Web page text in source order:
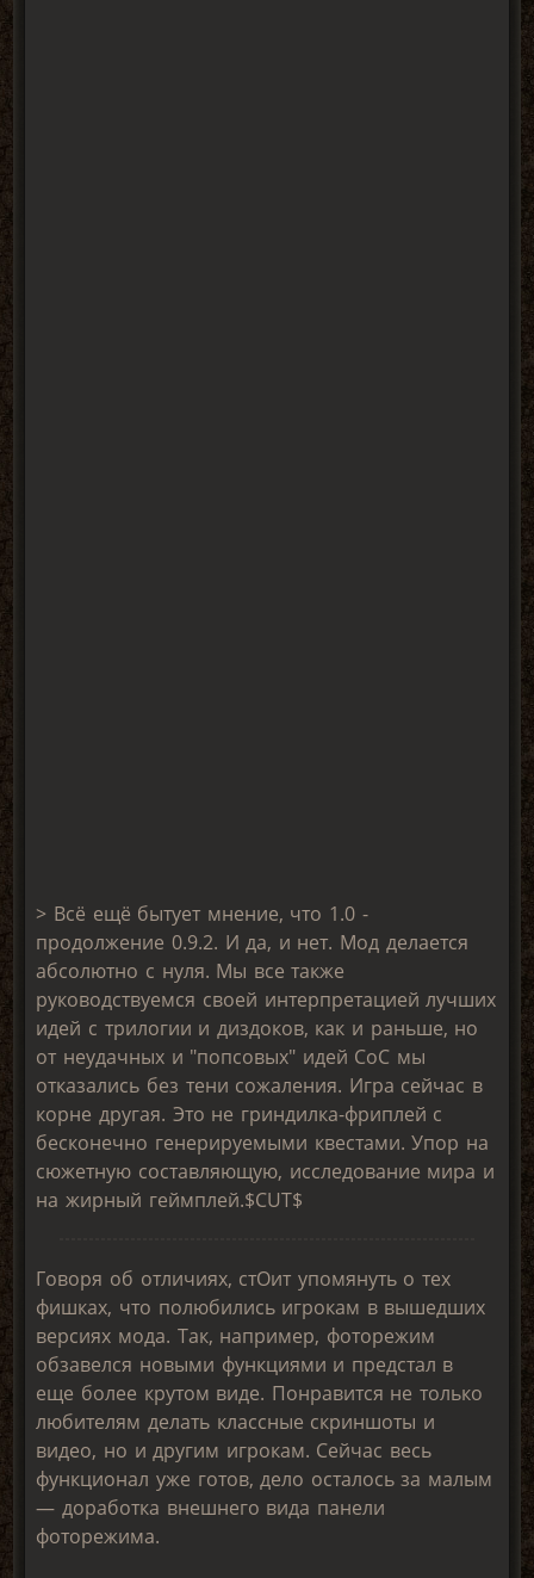
> Всё ещё бытует мнение, что 1.0 -
продолжение 0.9.2. И да, и нет. Мод делается
абсолютно с нуля. Мы все также
руководствуемся своей интерпретацией лучших
идей с трилогии и диздоков, как и раньше, но
от неудачных и "попсовых" идей СоС мы
отказались без тени сожаления. Игра сейчас в
корне другая. Это не гриндилка-фриплей с
бесконечно генерируемыми квестами. Упор на
сюжетную составляющую, исследование мира и
на жирный геймплей.$CUT$
Говоря об отличиях, стОит упомянуть о тех
фишках, что полюбились игрокам в вышедших
версиях мода. Так, например, фоторежим
обзавелся новыми функциями и предстал в
еще более крутом виде. Понравится не только
любителям делать классные скриншоты и
видео, но и другим игрокам. Сейчас весь
функционал уже готов, дело осталось за малым
— доработка внешнего вида панели
фоторежима.